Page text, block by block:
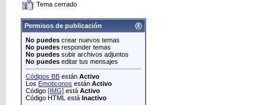
Tema cerrado
Permisos de publicación
No puedes crear nuevos temas
No puedes responder temas
No puedes subir archivos adjuntos
No puedes editar tus mensajes
Códigos BB están Activo
Los Emoticonos están Activo
Código [IMG] está Activo
Código HTML está Inactivo